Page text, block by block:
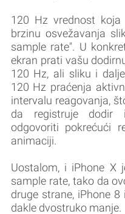
120 Hz vrednost
brzinu osvežavanja
sample rate". U
ekran prati vašu
120 Hz, ali sliku i
120 Hz praćenja
intervalu reagovanja,
da registruje dodir
odgovoriti pokrećući
animaciji.
Uostalom, i iPhone X
sample rate, tako da
druge strane, iPhone
dakle dvostruko manje.